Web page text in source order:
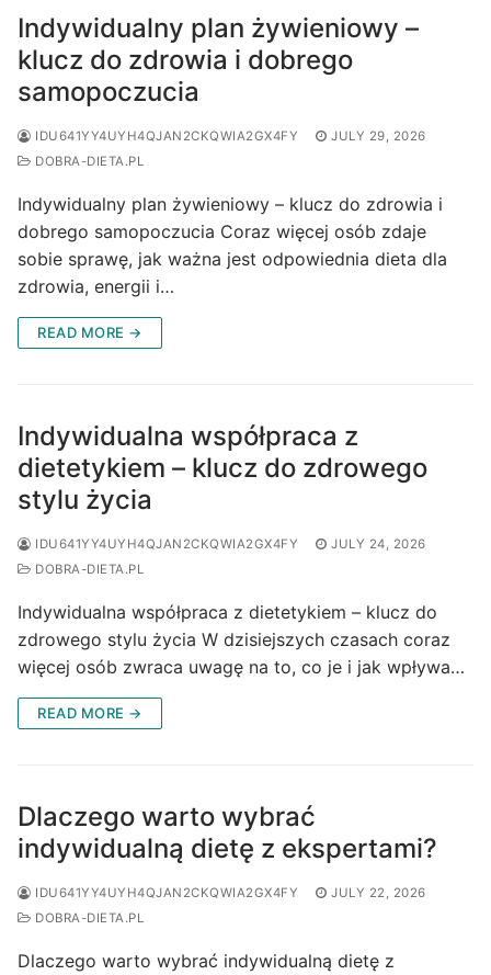
Indywidualny plan żywieniowy –
klucz do zdrowia i dobrego
samopoczucia
IDU641YY4UYH4QJAN2CKQWIA2GX4FY
JULY 29, 2026
DOBRA-DIETA.PL
Indywidualny plan żywieniowy – klucz do zdrowia i
dobrego samopoczucia Coraz więcej osób zdaje
sobie sprawę, jak ważna jest odpowiednia dieta dla
zdrowia, energii i…
READ MORE →
Indywidualna współpraca z
dietetykiem – klucz do zdrowego
stylu życia
IDU641YY4UYH4QJAN2CKQWIA2GX4FY
JULY 24, 2026
DOBRA-DIETA.PL
Indywidualna współpraca z dietetykiem – klucz do
zdrowego stylu życia W dzisiejszych czasach coraz
więcej osób zwraca uwagę na to, co je i jak wpływa…
READ MORE →
Dlaczego warto wybrać
indywidualną dietę z ekspertami?
IDU641YY4UYH4QJAN2CKQWIA2GX4FY
JULY 22, 2026
DOBRA-DIETA.PL
Dlaczego warto wybrać indywidualną dietę z